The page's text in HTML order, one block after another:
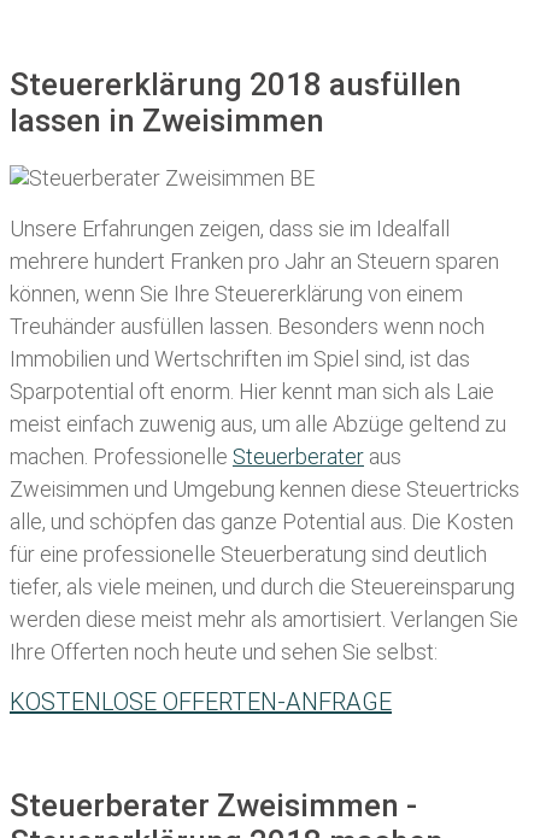
Steuererklärung 2018 ausfüllen
lassen in Zweisimmen
Unsere Erfahrungen zeigen, dass sie im Idealfall
mehrere hundert Franken pro Jahr an Steuern sparen
können, wenn Sie Ihre Steuererklärung von einem
Treuhänder ausfüllen lassen . Besonders wenn noch
Immobilien und Wertschriften im Spiel sind, ist das
Sparpotential oft enorm. Hier kennt man sich als Laie
meist einfach zuwenig aus, um alle Abzüge geltend zu
machen. Professionelle Steuerberater aus
Zweisimmen und Umgebung kennen diese Steuertricks
alle, und schöpfen das ganze Potential aus. Die Kosten
für eine professionelle Steuerberatung sind deutlich
tiefer, als viele meinen, und durch die Steuereinsparung
werden diese meist mehr als amortisiert. Verlangen Sie
Ihre Offerten noch heute und sehen Sie selbst:
KOSTENLOSE OFFERTEN-ANFRAGE
Steuerberater Zweisimmen -